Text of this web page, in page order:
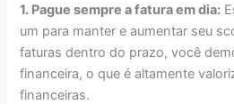
1. Pague sempre a fatura em dia:
um para manter e aumentar seu
faturas dentro do prazo, você
financeira, o que é altamente
financeiras.